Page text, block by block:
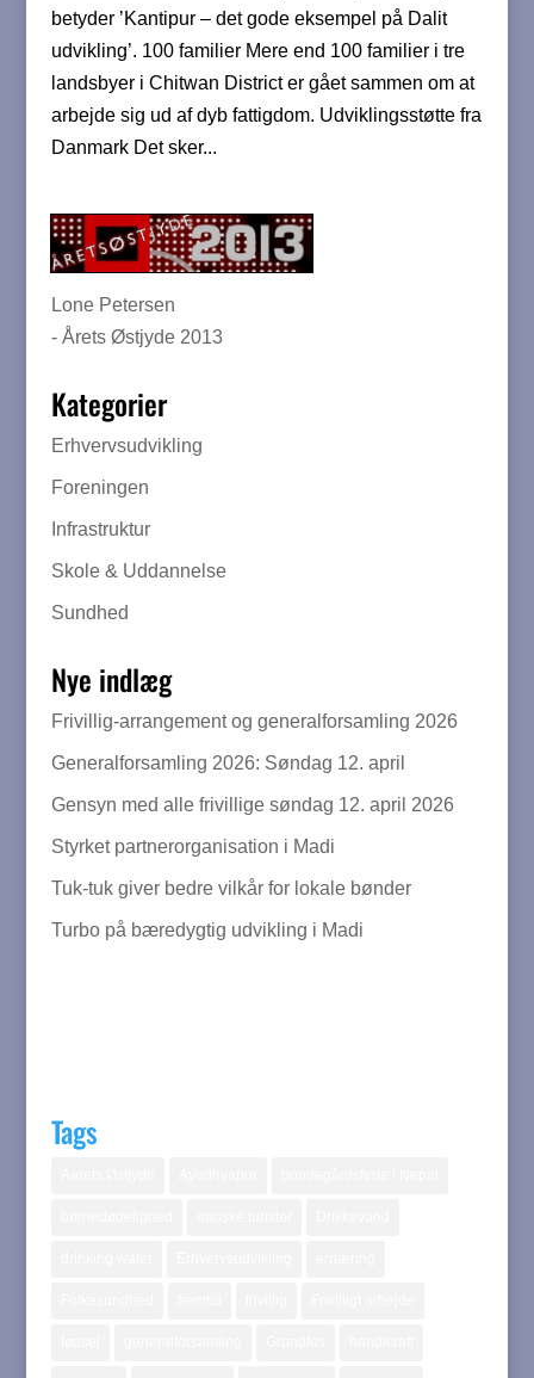
betyder ’Kantipur – det gode eksempel på Dalit
udvikling’. 100 familier Mere end 100 familier i tre
landsbyer i Chitwan District er gået sammen om at
arbejde sig ud af dyb fattigdom. Udviklingsstøtte fra
Danmark Det sker...
Lone Petersen
- Årets Østjyde 2013
Kategorier
Erhvervsudvikling
Foreningen
Infrastruktur
Skole & Uddannelse
Sundhed
Nye indlæg
Frivillig-arrangement og generalforsamling 2026
Generalforsamling 2026: Søndag 12. april
Gensyn med alle frivillige søndag 12. april 2026
Styrket partnerorganisation i Madi
Tuk-tuk giver bedre vilkår for lokale bønder
Turbo på bæredygtig udvikling i Madi
Tags